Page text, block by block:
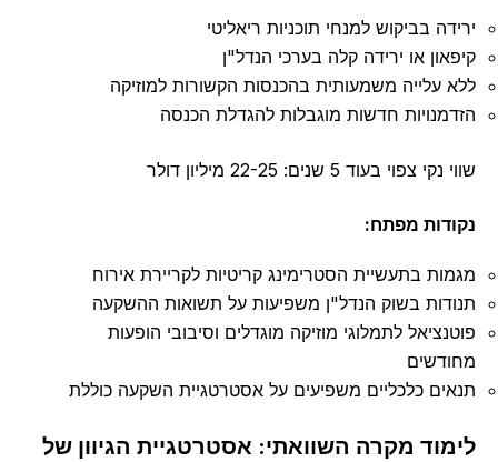
ירידה בביקוש למנחי תוכניות ריאליטי
קיפאון או ירידה קלה בערכי הנדל"ן
ללא עלייה משמעותית בהכנסות הקשורות למוזיקה
הזדמנויות חדשות מוגבלות להגדלת הכנסה
שווי נקי צפוי בעוד 5 שנים: 22-25 מיליון דולר
נקודות מפתח:
מגמות בתעשיית הסטרימינג קריטיות לקריירת אירוח
תנודות בשוק הנדל"ן משפיעות על תשואות ההשקעה
פוטנציאל לתמלוגי מוזיקה מוגדלים וסיבובי הופעות
מחודשים
תנאים כלכליים משפיעים על אסטרטגיית השקעה כוללת
לימוד מקרה השוואתי: אסטרטגיית הגיוון של